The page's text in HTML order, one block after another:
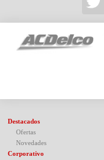
Destacados
Ofertas
Novedades
Corporativo